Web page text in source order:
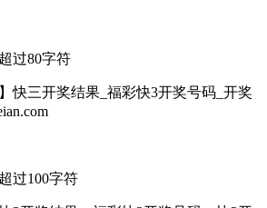
过80字符
快三开奖结果_福彩快3开奖号码_开奖
过100字符